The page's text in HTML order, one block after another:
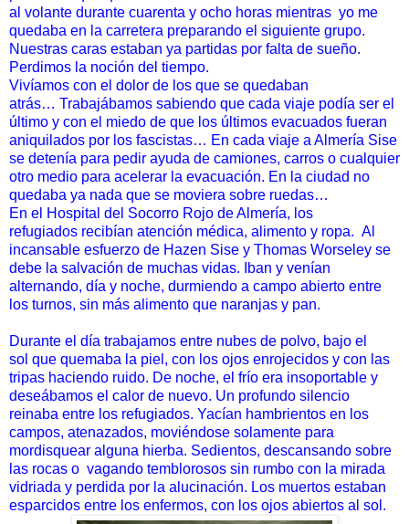
al volante durante cuarenta y ocho horas mientras yo me
quedaba en la carretera preparando el siguiente grupo.
Nuestras caras estaban ya partidas por falta de sueño.
Perdimos la noción del tiempo.
Vivíamos con el dolor de los que se quedaban
atrás… Trabajábamos sabiendo que cada viaje podía ser el
último y con el miedo de que los últimos evacuados fueran
aniquilados por los fascistas… En cada viaje a Almería Sise
se detenía para pedir ayuda de camiones, carros o cualquier
otro medio para acelerar la evacuación. En la ciudad no
quedaba ya nada que se moviera sobre ruedas…
En el Hospital del Socorro Rojo de Almería, los
refugiados recibían atención médica, alimento y ropa. Al
incansable esfuerzo de Hazen Sise y Thomas Worseley se
debe la salvación de muchas vidas. Iban y venían
alternando, día y noche, durmiendo a campo abierto entre
los turnos, sin más alimento que naranjas y pan.
Durante el día trabajamos entre nubes de polvo, bajo el
sol que quemaba la piel, con los ojos enrojecidos y con las
tripas haciendo ruido. De noche, el frío era insoportable y
deseábamos el calor de nuevo. Un profundo silencio
reinaba entre los refugiados. Yacían hambrientos en los
campos, atenazados, moviéndose solamente para
mordisquear alguna hierba. Sedientos, descansando sobre
las rocas o vagando temblorosos sin rumbo con la mirada
vidriada y perdida por la alucinación. Los muertos estaban
esparcidos entre los enfermos, con los ojos abiertos al sol.